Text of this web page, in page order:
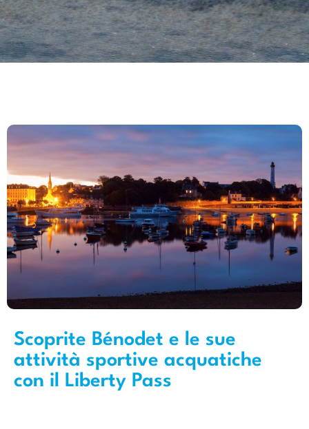
Scoprite Bénodet e le sue
attività sportive acquatiche
con il Liberty Pass